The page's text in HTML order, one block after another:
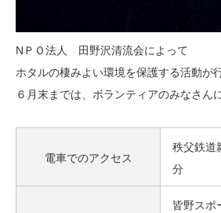
NＰＯ法人 田野沢清流会によって
ホタルの棲みよい環境を保護する活動が
６月末までは、ボランティアのみなさん
電車でのアクセス
秩父鉄
分
皆野スポ